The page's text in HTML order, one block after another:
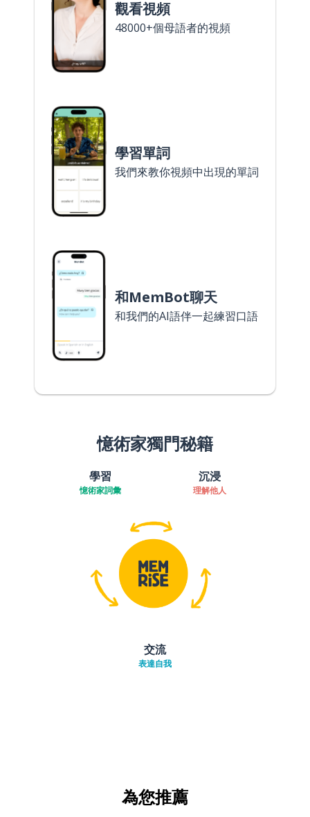
觀看視頻
48000+個母語者的視頻
學習單詞
我們來教你視頻中出現的單詞
和MemBot聊天
和我們的AI語伴一起練習口語
憶術家獨門秘籍
學習
憶術家詞彙
沉浸
理解他人
交流
表達自我
為您推薦